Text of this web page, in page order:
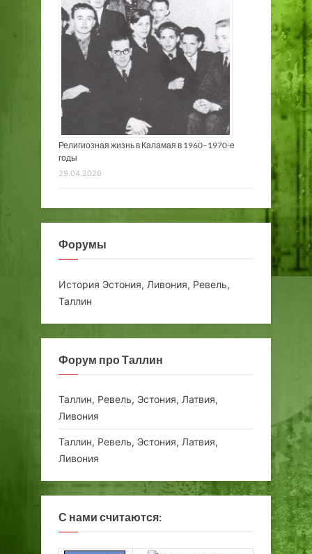
Религиозная жизнь в Каламая в 1960–1970-е
годы
29.04.2026
Форумы
История Эстония, Ливония, Ревель,
Таллин
Форум про Таллин
Таллин, Ревель, Эстония, Латвия,
Ливония
Таллин, Ревель, Эстония, Латвия,
Ливония
С нами считаются: